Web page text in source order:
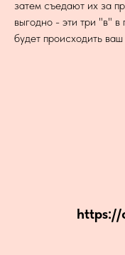
затем съедают их за
выгодно - эти три "в"
будет происходить
https://